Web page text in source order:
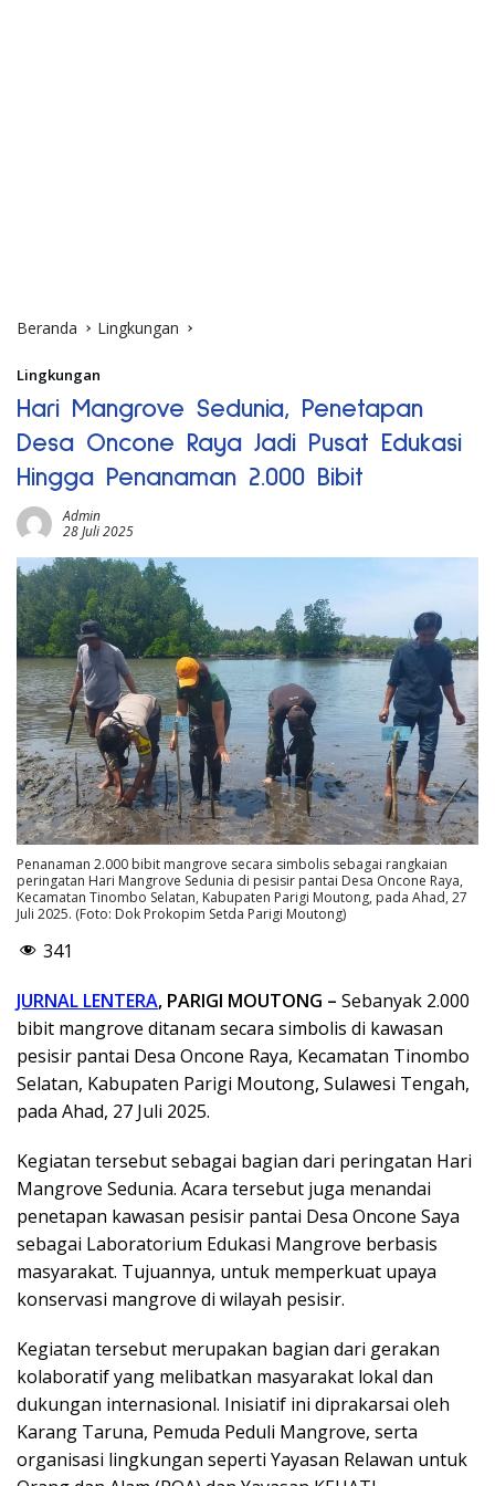
Beranda Lingkungan
Lingkungan
Hari Mangrove Sedunia, Penetapan
Desa Oncone Raya Jadi Pusat Edukasi
Hingga Penanaman 2.000 Bibit
Admin
28 Juli 2025
Penanaman 2.000 bibit mangrove secara simbolis sebagai rangkaian
peringatan Hari Mangrove Sedunia di pesisir pantai Desa Oncone Raya,
Kecamatan Tinombo Selatan, Kabupaten Parigi Moutong, pada Ahad, 27
Juli 2025. (Foto: Dok Prokopim Setda Parigi Moutong)
341
JURNAL LENTERA, PARIGI MOUTONG – Sebanyak 2.000
bibit mangrove ditanam secara simbolis di kawasan
pesisir pantai Desa Oncone Raya, Kecamatan Tinombo
Selatan, Kabupaten Parigi Moutong, Sulawesi Tengah,
pada Ahad, 27 Juli 2025.
Kegiatan tersebut sebagai bagian dari peringatan Hari
Mangrove Sedunia. Acara tersebut juga menandai
penetapan kawasan pesisir pantai Desa Oncone Saya
sebagai Laboratorium Edukasi Mangrove berbasis
masyarakat. Tujuannya, untuk memperkuat upaya
konservasi mangrove di wilayah pesisir.
Kegiatan tersebut merupakan bagian dari gerakan
kolaboratif yang melibatkan masyarakat lokal dan
dukungan internasional. Inisiatif ini diprakarsai oleh
Karang Taruna, Pemuda Peduli Mangrove, serta
organisasi lingkungan seperti Yayasan Relawan untuk